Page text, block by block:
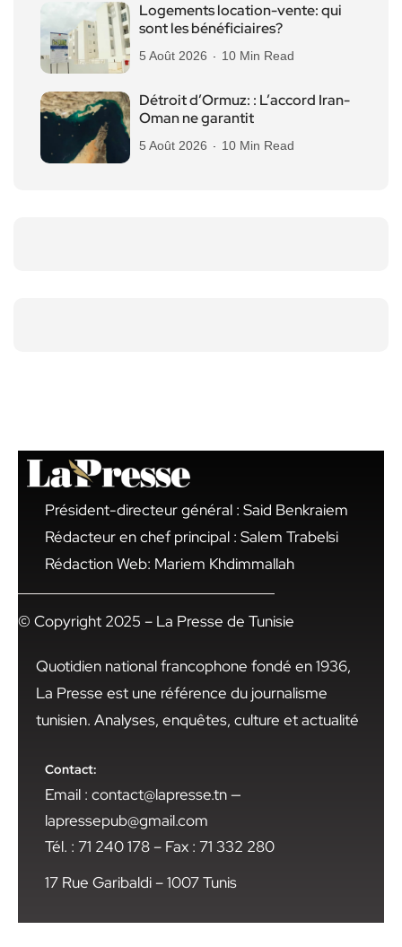
Logements location-vente: qui
sont les bénéficiaires?
5 Août 2026 10 Min Read
Détroit d’Ormuz: : L’accord Iran-
Oman ne garantit
5 Août 2026 10 Min Read
Président-directeur général : Said Benkraiem
Rédacteur en chef principal : Salem Trabelsi
Rédaction Web: Mariem Khdimmallah
© Copyright 2025 – La Presse de Tunisie
Quotidien national francophone fondé en 1936,
La Presse est une référence du journalisme
tunisien. Analyses, enquêtes, culture et actualité
Contact:
Email : contact@lapresse.tn —
lapressepub@gmail.com
Tél. : 71 240 178 – Fax : 71 332 280
17 Rue Garibaldi – 1007 Tunis